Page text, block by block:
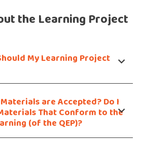
the Learning Project
My Learning Project
are Accepted? Do I
That Conform to the
(of the QEP)?